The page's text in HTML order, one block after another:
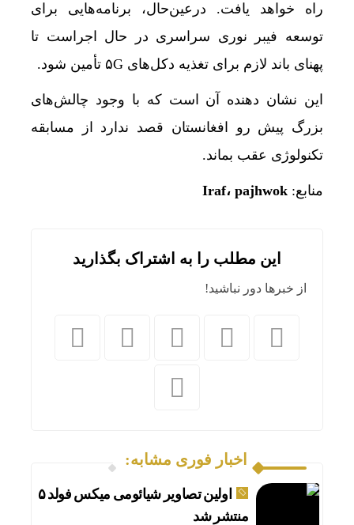
راه خواهد یافت. درعین‌حال، برنامه‌هایی برای
توسعه فیبر نوری سراسری در حال اجراست تا
پهنای باند لازم برای تغذیه دکل‌های ۵G تأمین شود.
این نشان دهنده آن است که با وجود چالش‌های
بزرگ پیش رو افغانستان قصد ندارد از مسابقه
تکنولوژی عقب بماند.
منابع: Iraf، pajhwok
این مطلب را به اشتراک بگذارید
از خبرها دور نباشید!
اخبار فوری مشابه:
اولین تصاویر شیائومی میکس فولد ۵
منتشر شد